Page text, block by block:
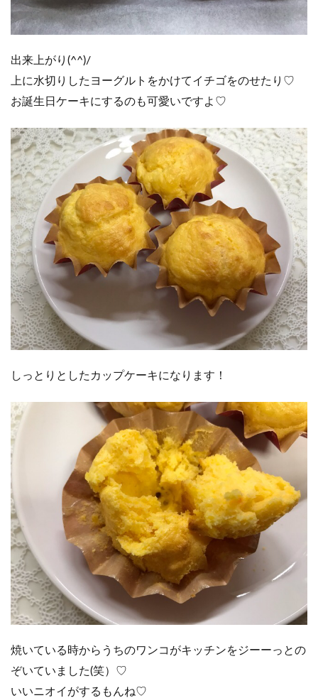
出来上がり(^^)/
上に水切りしたヨーグルトをかけてイチゴをのせたり♡
お誕生日ケーキにするのも可愛いですよ♡
しっとりとしたカップケーキになります！
焼いている時からうちのワンコがキッチンをジーーっとの
ぞいていました(笑）♡
いいニオイがするもんね♡